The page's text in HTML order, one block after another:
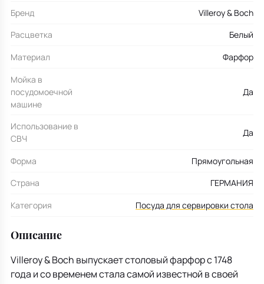
Бренд
Villeroy & Boch
Расцветка
Белый
Материал
Фарфор
Мойка в
посудомоечной
машине
Да
Использование в
СВЧ
Да
Форма
Прямоугольная
Страна
ГЕРМАНИЯ
Категория
Посуда для сервировки стола
Описание
Villeroy & Boch выпускает столовый фарфор с 1748
года и со временем стала самой известной в своей